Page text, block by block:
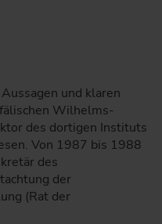
und klaren
Wilhelms-
des dortigen Instituts
Von 1987 bis 1988
des
der
(Rat der